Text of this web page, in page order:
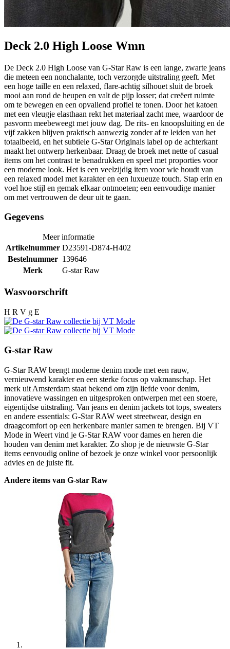
Deck 2.0 High Loose Wmn
De Deck 2.0 High Loose van G-Star Raw is een lange, zwarte jeans
die meteen een nonchalante, toch verzorgde uitstraling geeft. Met
een hoge taille en een relaxed, flare-achtig silhouet sluit de broek
mooi aan rond de heupen en valt de pijp losser; dat creëert ruimte
om te bewegen en een opvallend profiel te tonen. Door het katoen
met een vleugje elasthaan rekt het materiaal zacht mee, waardoor de
pasvorm meebeweegt met jouw dag. De rits- en knoopsluiting en de
vijf zakken blijven praktisch aanwezig zonder af te leiden van het
totaalbeeld, en het subtiele G-Star Originals label op de achterkant
maakt het ontwerp herkenbaar. Draag de broek met nette of casual
items om het contrast te benadrukken en speel met proporties voor
een moderne look. Het is een veelzijdig item voor wie houdt van
een relaxed model met karakter en een luxueuze touch. Stap erin en
voel hoe stijl en gemak elkaar ontmoeten; een eenvoudige manier
om met vertrouwen de deur uit te gaan.
Gegevens
Meer informatie
Artikelnummer D23591-D874-H402
Bestelnummer 139646
Merk
G-star Raw
Wasvoorschrift
H R V g E
G-star Raw
G-Star RAW brengt moderne denim mode met een rauw,
vernieuwend karakter en een sterke focus op vakmanschap. Het
merk uit Amsterdam staat bekend om zijn liefde voor denim,
innovatieve wassingen en uitgesproken ontwerpen met een stoere,
eigentijdse uitstraling. Van jeans en denim jackets tot tops, sweaters
en andere essentials: G-Star RAW weet streetwear, design en
draagcomfort op een herkenbare manier samen te brengen. Bij VT
Mode in Weert vind je G-Star RAW voor dames en heren die
houden van denim met karakter. Zo shop je de nieuwste G-Star
items eenvoudig online of bezoek je onze winkel voor persoonlijk
advies en de juiste fit.
Andere items van G-star Raw